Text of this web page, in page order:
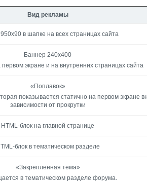
Вид рекламы
в шапке на всех страницах сайта
Баннер 240х400
экране и на внутренних страницах сайта
«Поплавок»
показывается статично на первом экране
зависимости от прокрутки
HTML-блок на главной странице
блок в тематическом разделе
«Закрепленная тема»
в тематическом разделе форума.